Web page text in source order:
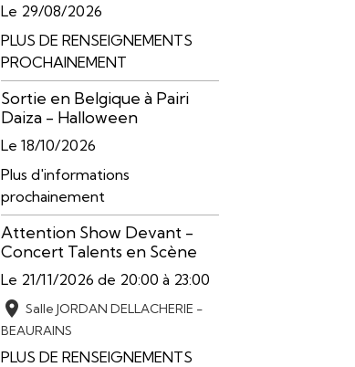
Le 29/08/2026
PLUS DE RENSEIGNEMENTS
PROCHAINEMENT
Sortie en Belgique à Pairi
Daiza - Halloween
Le 18/10/2026
Plus d'informations
prochainement
Attention Show Devant -
Concert Talents en Scène
Le 21/11/2026 de 20:00 à 23:00
Salle JORDAN DELLACHERIE -
BEAURAINS
PLUS DE RENSEIGNEMENTS